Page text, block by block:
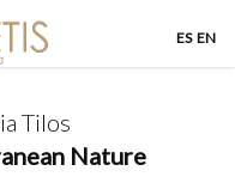
ES EN
Tilos
Nature